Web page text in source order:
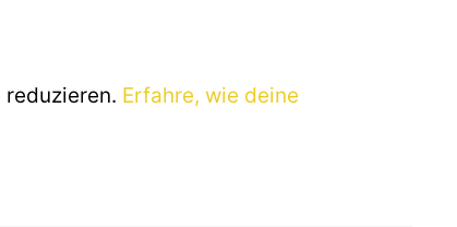
Erfahre, wie deine